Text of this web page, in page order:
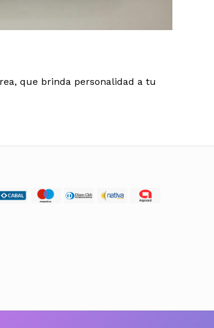
que brinda personalidad a tu